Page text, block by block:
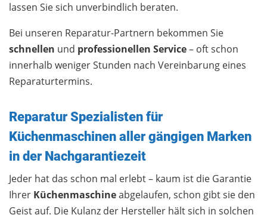
lassen Sie sich unverbindlich beraten.
Bei unseren Reparatur-Partnern bekommen Sie
schnellen und professionellen Service– oft schon
innerhalb weniger Stunden nach Vereinbarung eines
Reparaturtermins.
Reparatur Spezialisten für
Küchenmaschinen aller gängigen Marken
in der Nachgarantiezeit
Jeder hat das schon mal erlebt – kaum ist die Garantie
Ihrer Küchenmaschineabgelaufen, schon gibt sie den
Geist auf. Die Kulanz der Hersteller hält sich in solchen